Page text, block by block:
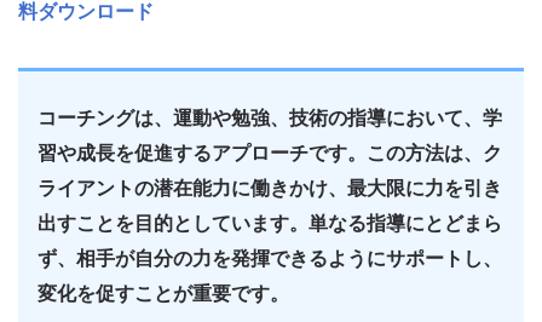
料ダウンロード
コーチングは、運動や勉強、技術の指導において、学
習や成長を促進するアプローチです。この方法は、ク
ライアントの潜在能力に働きかけ、最大限に力を引き
出すことを目的としています。単なる指導にとどまら
ず、相手が自分の力を発揮できるようにサポートし、
変化を促すことが重要です。